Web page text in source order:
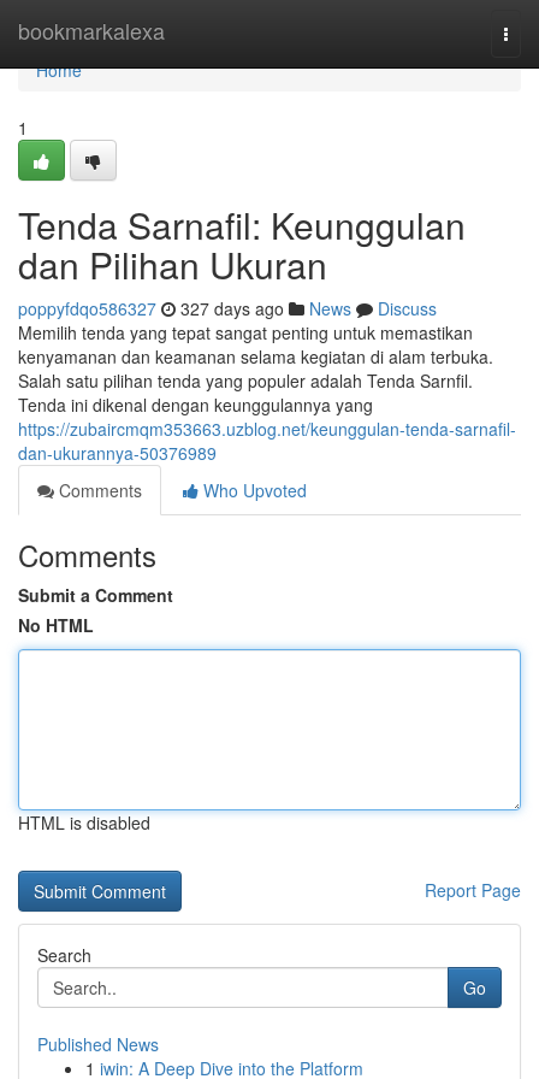
bookmarkalexa
Home
Home
1
Tenda Sarnafil: Keunggulan
dan Pilihan Ukuran
poppyfdqo586327 327 days ago News
Discuss
Memilih tenda yang tepat sangat penting untuk memastikan
kenyamanan dan keamanan selama kegiatan di alam terbuka.
Salah satu pilihan tenda yang populer adalah Tenda Sarnfil.
Tenda ini dikenal dengan keunggulannya yang
https://zubaircmqm353663.uzblog.net/keunggulan-tenda-sarnafil-
dan-ukurannya-50376989
Comments
Who Upvoted
Comments
Submit a Comment
No HTML
HTML is disabled
Report Page
Search
Go
Published News
1 iwin: A Deep Dive into the Platform